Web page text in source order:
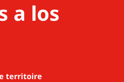
a los
territoire